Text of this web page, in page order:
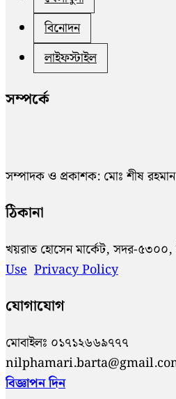
বিনোদন
লাইফস্টাইল
সম্পর্কে
সম্পাদক ও প্রকাশক: মোঃ শীষ রহমান
ঠিকানা
খয়রাত হোসেন মার্কেট, সদর-৫৩০০,
Use Privacy Policy
যোগাযোগ
মোবাইলঃ
বিজ্ঞাপন দিন